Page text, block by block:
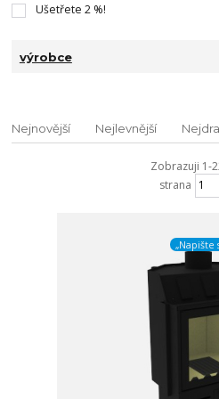
Ušetřete 2 %!
výrobce
Nejnovější Nejlevnější
Zobrazuji 1-
strana
„Napište